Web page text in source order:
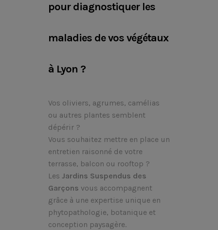
pour diagnostiquer les
maladies de vos végétaux
à Lyon ?
Vos oliviers, agrumes, camélias
ou autres plantes semblent
dépérir ?
Vous souhaitez mettre en place un
entretien raisonné de votre
terrasse, balcon ou rooftop ?
Les Jardins Suspendus des
Garçons vous accompagnent
grâce à une expertise unique en
phytopathologie, botanique et
conception paysagère.